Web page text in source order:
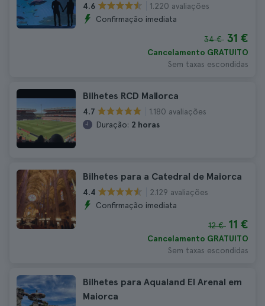
4.6
1.220 avaliações
Confirmação imediata
34 € 31 €
Cancelamento GRATUITO
Sem taxas escondidas
Bilhetes RCD Mallorca
4.7
1.180 avaliações
Duração: 2 horas
Bilhetes para a Catedral de Maiorca
4.4
2.129 avaliações
Confirmação imediata
12 € 11 €
Cancelamento GRATUITO
Sem taxas escondidas
Bilhetes para Aqualand El Arenal em
Maiorca